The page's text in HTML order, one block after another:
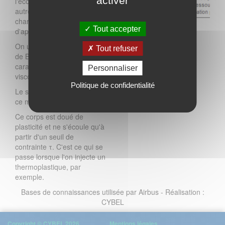
autres, la température, la
charge, le gradient
d'application de la charge.
On utilise souvent le modèle
de Bingham non linéaire pour
caractériser un corps
viscoplastique.
Le schéma ci-contre illustre
ce modèle.
Ce corps est doué de
plasticité et ne s'écoule qu'à
partir d'un seuil de
contrainte τ. C'est ce qui se
passe lorsque l'on injecte un
thermoplastique, par
exemple.
Bases de connaissances utilisée par Airbus - Réalisation :
CYBEL
Tout accepter
Tout refuser
Personnaliser
Politique de confidentialité